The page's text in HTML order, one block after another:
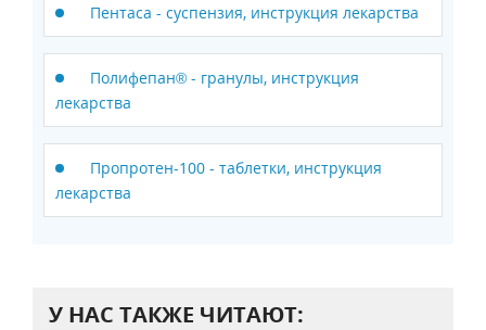
Пентаса - суспензия, инструкция лекарства
Полифепан® - гранулы, инструкция
лекарства
Пропротен-100 - таблетки, инструкция
лекарства
У НАС ТАКЖЕ ЧИТАЮТ: